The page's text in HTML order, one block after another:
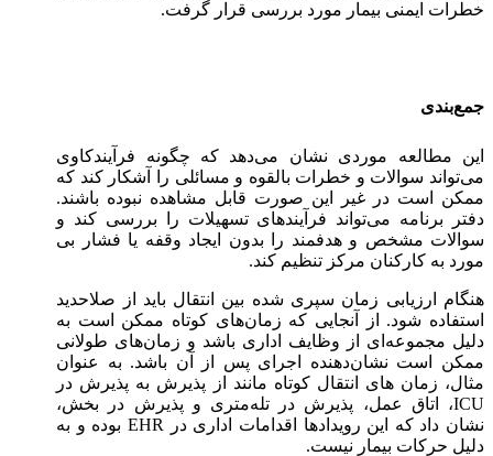
خطرات ایمنی بیمار مورد بررسی قرار گرفت.
جمع‌بندی
این مطالعه موردی نشان می‌دهد که چگونه فرآیندکاوی
می‌تواند سوالات و خطرات بالقوه و مسائلی را آشکار کند که
ممکن است در غیر این صورت قابل مشاهده نبوده باشند.
دفتر برنامه می‌تواند فرآیندهای تسهیلات را بررسی کند و
سوالات مشخص و هدفمند را بدون ایجاد وقفه یا فشار بی
مورد به کارکنان مرکز تنظیم کند.
هنگام ارزیابی زمان سپری شده بین انتقال باید از صلاحدید
استفاده شود. از آنجایی که زمان‌های کوتاه ممکن است به
دلیل مجموعه‌ای از وظایف اداری باشد و زمان‌های طولانی
ممکن است نشان‌دهنده اجرای پس از آن باشد. به عنوان
مثال، زمان های انتقال کوتاه مانند از پذیرش به پذیرش در
ICU، اتاق عمل، پذیرش در تله‌متری و پذیرش در بخش،
نشان داد که این رویدادها اقدامات اداری در EHR بوده و به
دلیل حرکات بیمار نیست.